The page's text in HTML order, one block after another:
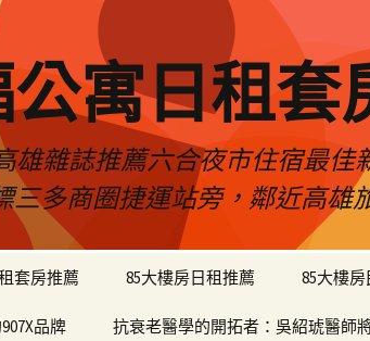
寓日租套
雄雜誌推薦六合夜市住宿最
三多商圈捷運站旁，鄰近高雄
套房推薦 85大樓房日租推薦 85大樓
品牌 抗衰老醫學的開拓者：吳紹琥醫師